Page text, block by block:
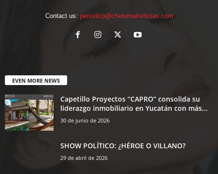
Contact us: periodico@chetumalnoticias.com
EVEN MORE NEWS
Capetillo Proyectos “CAPRO” consolida su
liderazgo inmobiliario en Yucatán con más...
30 de junio de 2026
SHOW POLÍTICO: ¿HÉROE O VILLANO?
29 de abril de 2026